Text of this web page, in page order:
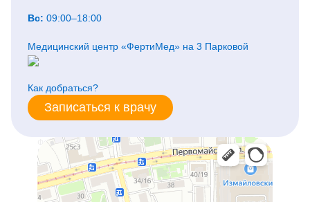
Вс: 09:00–18:00
Медицинский центр «ФертиМед» на 3 Парковой
Как добраться?
Записаться к врачу
ФертиМед
Медцентр, клиника в Москве
Женская консультация в Москве